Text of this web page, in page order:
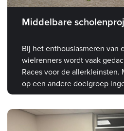
Middelbare
Bij het enthousiasmeren van
wielrenners wordt vaak
Races voor de allerkleinsten.
op een andere doelgroep